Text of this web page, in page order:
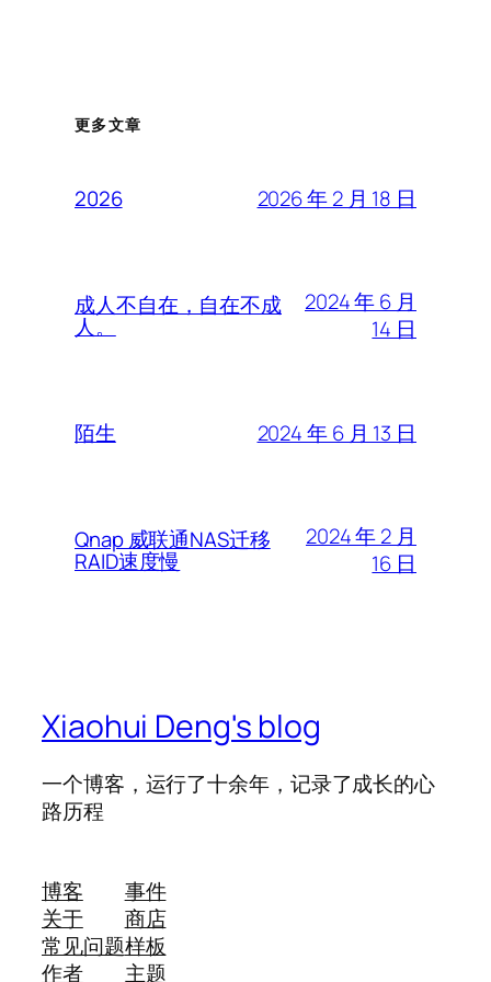
更多文章
2026 2026 年 2 月 18 日
成人不自在，自在不成
人。
2024 年 6 月
14 日
陌生 2024 年 6 月 13 日
Qnap 威联通NAS迁移
RAID速度慢
2024 年 2 月
16 日
Xiaohui Deng's blog
一个博客，运行了十余年，记录了成长的心
路历程
博客
关于
常见问题
作者
事件
商店
样板
主题